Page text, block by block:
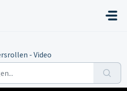
- Video